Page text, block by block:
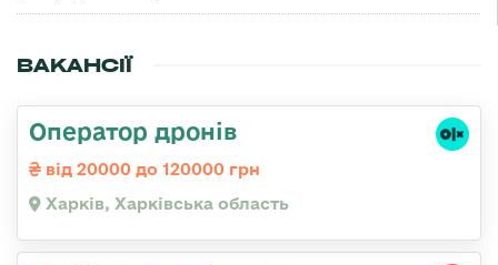
ВАКАНСІЇ
Оператор дронів
від 20000 до 120000 грн
Харків, Харківська область